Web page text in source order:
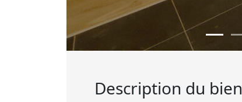
Description du bien